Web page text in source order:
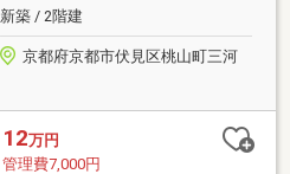
新築 / 2階建
京都府京都市伏見区桃山町三河
12万円
管理費7,000円